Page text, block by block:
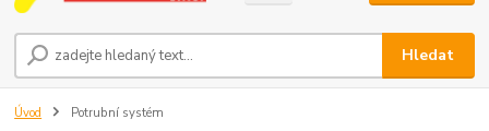
Hledat
Úvod Potrubní systém